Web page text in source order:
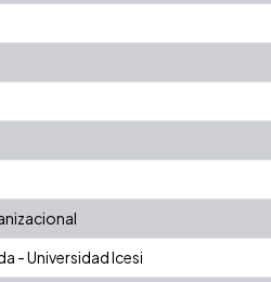
- Universidad Icesi